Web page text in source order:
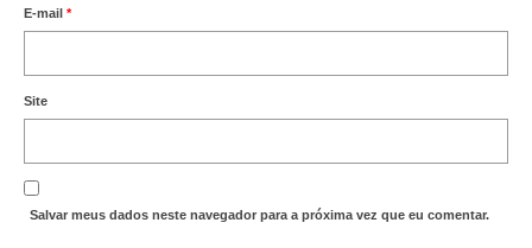
E-mail *
Site
Salvar meus dados neste navegador para a próxima vez que eu comentar.